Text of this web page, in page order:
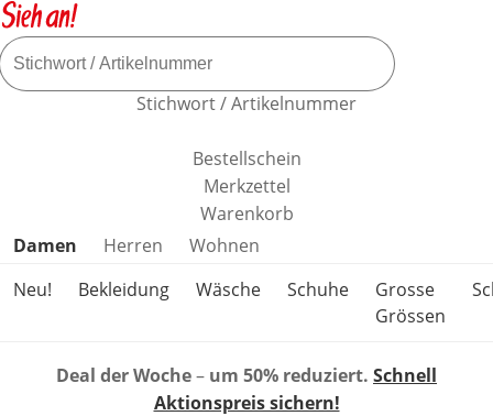
Stichwort / Artikelnummer
Bestellschein
Merkzettel
Warenkorb
Produktkategorien überspringen
Damen Herren
Wohnen
Neu!
Bekleidung Wäsche Schuhe
Grosse
Grössen
Deal der Woche– um 50% reduziert. Schnell
Aktionspreis sichern!